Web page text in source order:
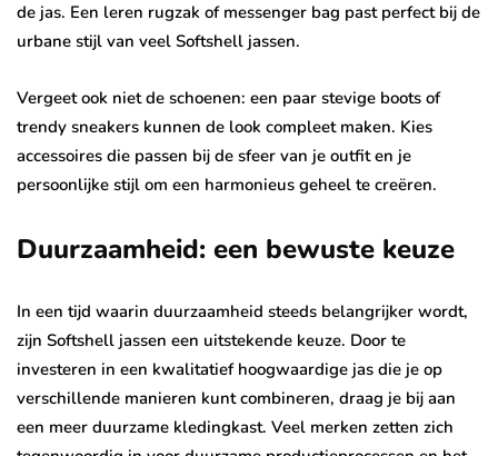
de jas. Een leren rugzak of messenger bag past perfect bij de
urbane stijl van veel Softshell jassen.
Vergeet ook niet de schoenen: een paar stevige boots of
trendy sneakers kunnen de look compleet maken. Kies
accessoires die passen bij de sfeer van je outfit en je
persoonlijke stijl om een harmonieus geheel te creëren.
Duurzaamheid: een bewuste keuze
In een tijd waarin duurzaamheid steeds belangrijker wordt,
zijn Softshell jassen een uitstekende keuze. Door te
investeren in een kwalitatief hoogwaardige jas die je op
verschillende manieren kunt combineren, draag je bij aan
een meer duurzame kledingkast. Veel merken zetten zich